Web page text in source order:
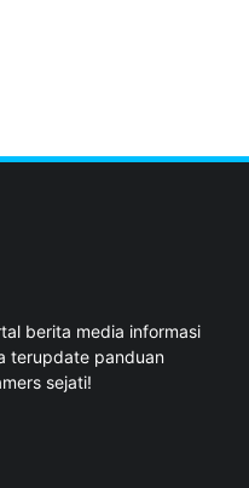
berita media informasi
terupdate panduan
sejati!